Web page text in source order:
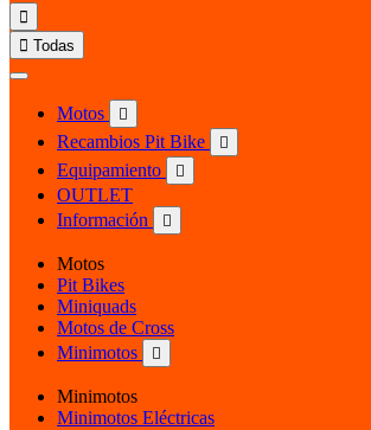

 Todas
Motos 
Recambios Pit Bike 
Equipamiento 
OUTLET
Información

Motos
Pit Bikes
Miniquads
Motos de Cross
Minimotos

Minimotos
Minimotos Eléctricas